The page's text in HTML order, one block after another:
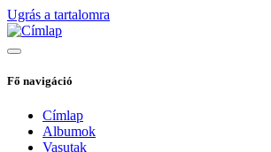
Ugrás a tartalomra
Fő navigáció
Címlap
Albumok
Vasutak